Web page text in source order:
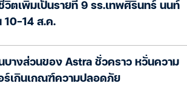
วิตเพิ่มเป็นรายที่ 9 รร.เทพศิรินทร์ นนท์
10-14 ส.ค.
บางส่วนของ Astra ชั่วคราว หวั่นความ
ร์เกินเกณฑ์ความปลอดภัย